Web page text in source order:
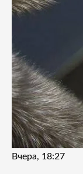
Вчера, 18:27